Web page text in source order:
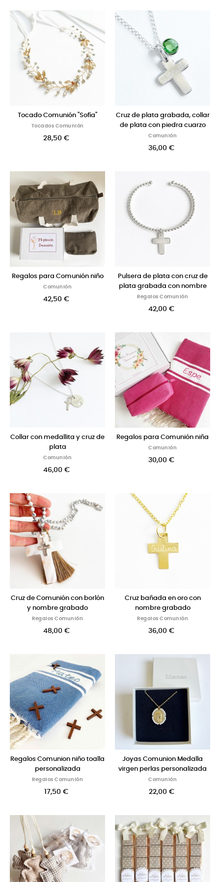
Tocado Comunión "Sofía"
Tocados Comunión
28,50 €
Cruz de plata grabada, collar
de plata con piedra cuarzo
Comunión
36,00 €
Regalos para Comunión niño
Comunión
42,50 €
Pulsera de plata con cruz de
plata grabada con nombre
Regalos Comunión
42,00 €
Collar con medallita y cruz de
plata
Comunión
46,00 €
Regalos para Comunión niña
Comunión
30,00 €
Cruz de Comunión con borlón
y nombre grabado
Regalos Comunión
48,00 €
Cruz bañada en oro con
nombre grabado
Regalos Comunión
36,00 €
Regalos Comunion niño toalla
personalizada
Regalos Comunión
17,50 €
Joyas Comunion Medalla
virgen perlas personalizada
Comunión
22,00 €